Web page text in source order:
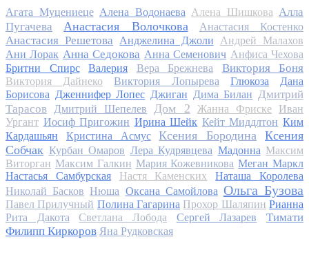
Агата Муцениеце Алена Водонаева Алена Шишкова Алла
Пугачева
Анастасия Волочкова Анастасия Костенко
Анастасия Решетова Анджелина Джоли
Андрей Малахов
Ани Лорак Анна Седокова Анна Семенович Анфиса Чехова
Бритни Спирс
Валерия Вера Брежнева Виктория Боня
Виктория Дайнеко Виктория Лопырева Глюкоза
Дана
Борисова Дженнифер Лопес Джиган Дима Билан Дмитрий
Тарасов
Дмитрий Шепелев Дом 2 Жанна Фриске
Иван
Ургант Иосиф Пригожин Ирина Шейк Кейт Миддлтон Ким
Кардашьян
Кристина Асмус Ксения Бородина
Ксения
Собчак Курбан Омаров Лера Кудрявцева Мадонна Максим
Виторган Максим Галкин Мария Кожевникова Меган Маркл
Настасья Самбурская
Настя Каменских
Наташа Королева
Николай Басков Нюша Оксана Самойлова Ольга Бузова
Павел Прилучный Полина Гагарина Прохор Шаляпин Рианна
Рита Дакота
Светлана Лобода Сергей Лазарев
Тимати
Филипп Киркоров Яна Рудковская